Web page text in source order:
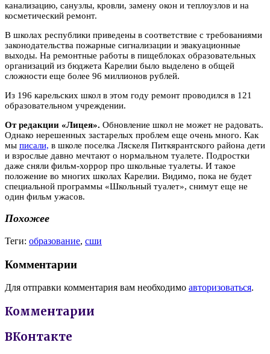
канализацию, санузлы, кровли, замену окон и теплоузлов и на
косметический ремонт.
В школах республики приведены в соответствие с требованиями
законодательства пожарные сигнализации и эвакуационные
выходы. На ремонтные работы в пищеблоках образовательных
организаций из бюджета Карелии было выделено в общей
сложности еще более 96 миллионов рублей.
Из 196 карельских школ в этом году ремонт проводился в 121
образовательном учреждении.
От редакции «Лицея». Обновление школ не может не радовать.
Однако нерешенных застарелых проблем еще очень много. Как
мы писали, в школе поселка Ляскеля Питкярантского района дети
и взрослые давно мечтают о нормальном туалете. Подростки
даже сняли фильм-хоррор про школьные туалеты. И такое
положение во многих школах Карелии. Видимо, пока не будет
специальной программы «Школьный туалет», снимут еще не
один фильм ужасов.
Похожее
Теги: образование, сши
Комментарии
Для отправки комментария вам необходимо авторизоваться.
Комментарии
ВКонтакте